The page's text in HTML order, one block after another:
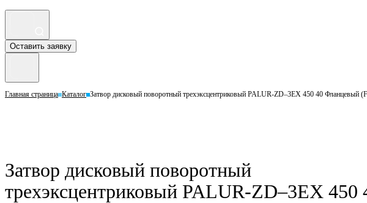
Оставить заявку
Главная страница Каталог Затвор дисковый поворотный трехэксцентриковый PALUR-ZD–3EX 450 40 Фланцевый
Затвор дисковый поворотный
трехэксцентриковый PALUR-ZD–3EX